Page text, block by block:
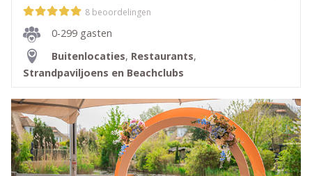
8 beoordelingen
0-299 gasten
Buitenlocaties, Restaurants,
Strandpaviljoens en Beachclubs